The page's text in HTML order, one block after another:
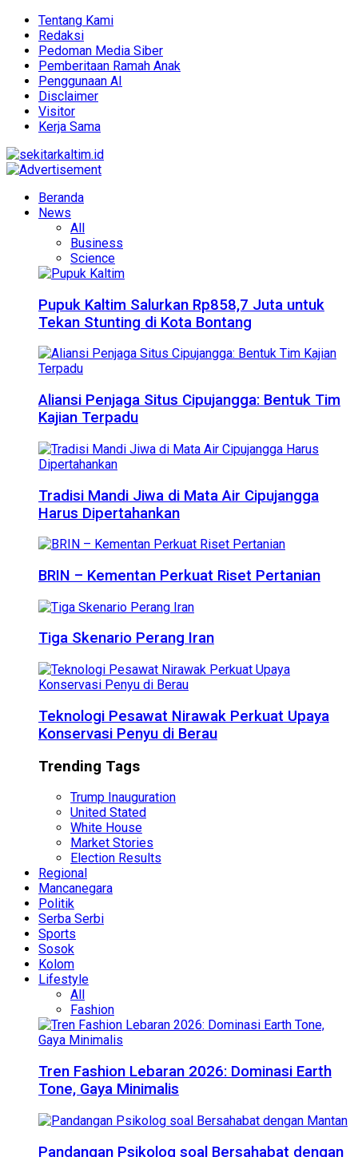
Tentang Kami
Redaksi
Pedoman Media Siber
Pemberitaan Ramah Anak
Penggunaan AI
Disclaimer
Visitor
Kerja Sama
Beranda
News
All
Business
Science
Pupuk Kaltim Salurkan Rp858,7 Juta untuk
Tekan Stunting di Kota Bontang
Aliansi Penjaga Situs Cipujangga: Bentuk Tim
Kajian Terpadu
Tradisi Mandi Jiwa di Mata Air Cipujangga
Harus Dipertahankan
BRIN – Kementan Perkuat Riset Pertanian
Tiga Skenario Perang Iran
Teknologi Pesawat Nirawak Perkuat Upaya
Konservasi Penyu di Berau
Trending Tags
Trump Inauguration
United Stated
White House
Market Stories
Election Results
Regional
Mancanegara
Politik
Serba Serbi
Sports
Sosok
Kolom
Lifestyle
All
Fashion
Tren Fashion Lebaran 2026: Dominasi Earth
Tone, Gaya Minimalis
Pandangan Psikolog soal Bersahabat dengan